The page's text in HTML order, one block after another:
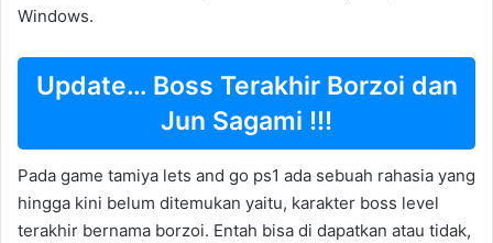
Windows.
Update… Boss Terakhir Borzoi dan
Jun Sagami !!!
Pada game tamiya lets and go ps1 ada sebuah rahasia yang
hingga kini belum ditemukan yaitu, karakter boss level
terakhir bernama borzoi. Entah bisa di dapatkan atau tidak,